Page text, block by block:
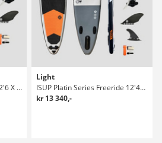
ISUP Platin Series Tourer 12'6 X 30" Sup Bräda
Light
ISUP Platin Series Freeride 12'4" X 33" Sup Bräda
kr 13 340,-